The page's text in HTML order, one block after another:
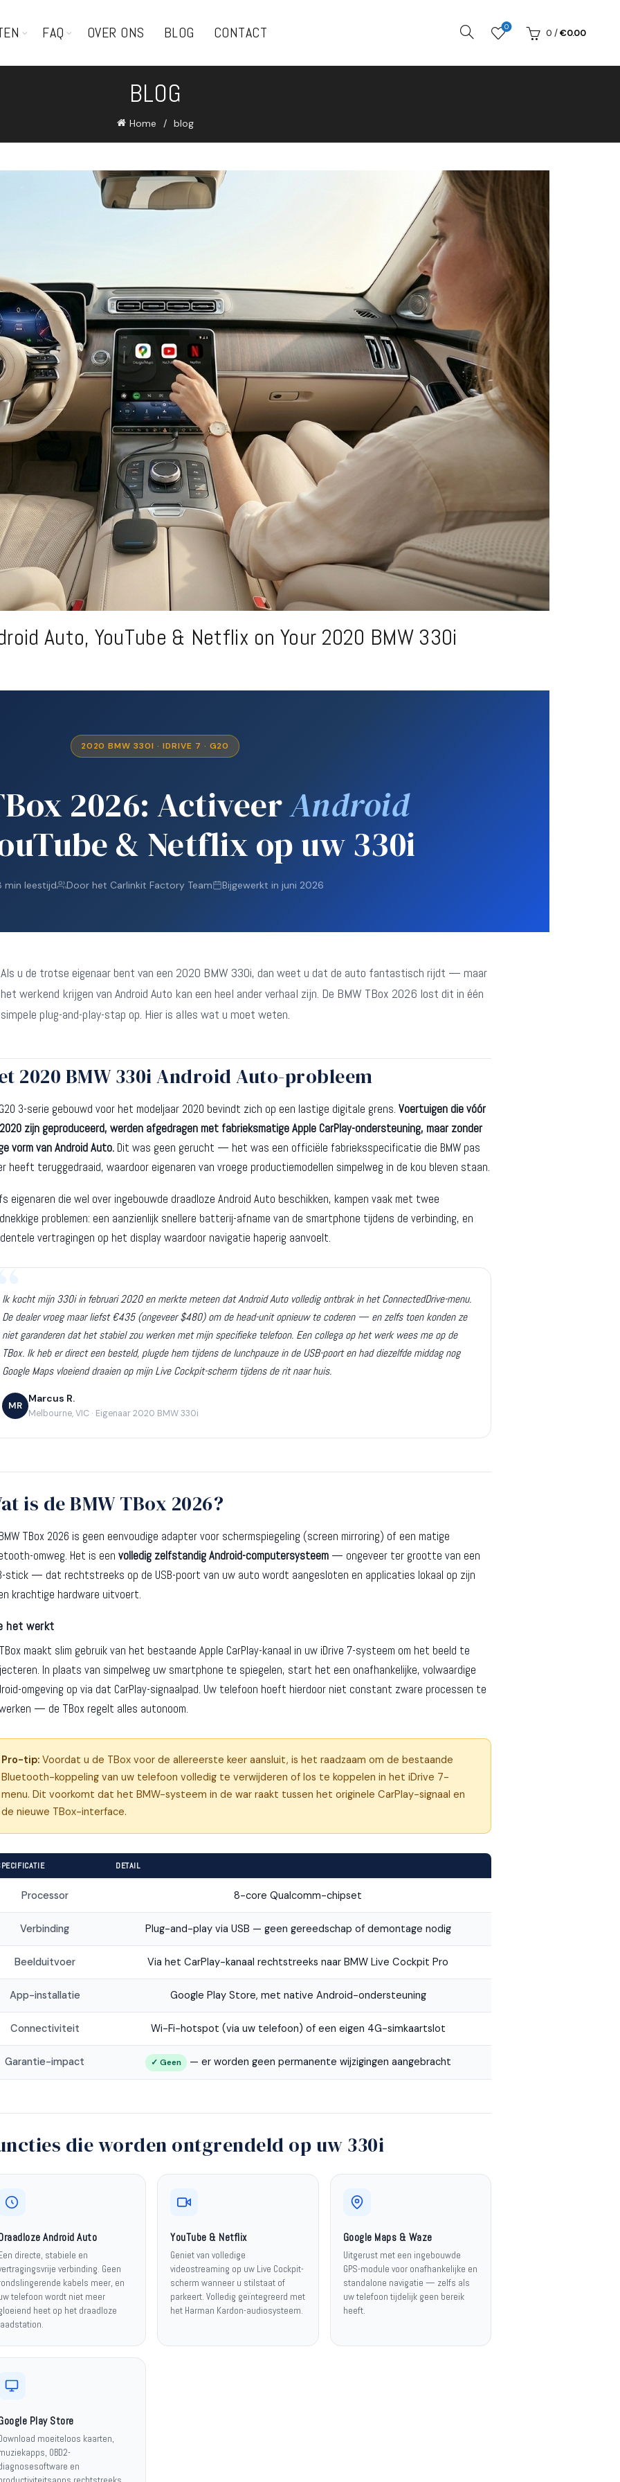
FAQ OVER ONS BLOG CONTACT 0
0 / €0.00
BLOG
Home blog
Auto, YouTube & Netflix on Your 2020 BMW 330i
2020 BMW 330I · IDRIVE 7 · G20
2026: ActiveerAndroid
& Netflix op uw 330i
min leestijd Door het Carlinkit Factory Team Bijgewerkt in juni 2026
Als u de trotse eigenaar bent van een 2020 BMW 330i, dan weet u dat de auto fantastisch rijdt — maar
het werkend krijgen van Android Auto kan een heel ander verhaal zijn. De BMW TBox 2026 lost dit in één
simpele plug-and-play-stap op. Hier is alles wat u moet weten.
2020 BMW 330i Android Auto-probleem
3-serie gebouwd voor het modeljaar 2020 bevindt zich op een lastige digitale grens. Voertuigen die vóór
zijn geproduceerd, werden afgedragen met fabrieksmatige Apple CarPlay-ondersteuning, maar zonder
vorm van Android Auto. Dit was geen gerucht — het was een officiële fabrieksspecificatie die BMW pas
heeft teruggedraaid, waardoor eigenaren van vroege productiemodellen simpelweg in de kou bleven staan.
eigenaren die wel over ingebouwde draadloze Android Auto beschikken, kampen vaak met twee
problemen: een aanzienlijk snellere batterij-afname van de smartphone tijdens de verbinding, en
vertragingen op het display waardoor navigatie haperig aanvoelt.
Ik kocht mijn 330i in februari 2020 en merkte meteen dat Android Auto volledig ontbrak in het ConnectedDrive-menu.
De dealer vroeg maar liefst €435 (ongeveer $480) om de head-unit opnieuw te coderen — en zelfs toen konden ze
niet garanderen dat het stabiel zou werken met mijn specifieke telefoon. Een collega op het werk wees me op de
TBox. Ik heb er direct een besteld, plugde hem tijdens de lunchpauze in de USB-poort en had diezelfde middag nog
Google Maps vloeiend draaien op mijn Live Cockpit-scherm tijdens de rit naar huis.
MR
Marcus R.
Melbourne, VIC · Eigenaar 2020 BMW 330i
is de BMW TBox 2026?
TBox 2026 is geen eenvoudige adapter voor schermspiegeling (screen mirroring) of een matige
omweg. Het is een volledig zelfstandig Android-computersysteem — ongeveer ter grootte van een
stick — dat rechtstreeks op de USB-poort van uw auto wordt aangesloten en applicaties lokaal op zijn
krachtige hardware uitvoert.
het werkt
maakt slim gebruik van het bestaande Apple CarPlay-kanaal in uw iDrive 7-systeem om het beeld te
In plaats van simpelweg uw smartphone te spiegelen, start het een onafhankelijke, volwaardige
omgeving op via dat CarPlay-signaalpad. Uw telefoon hoeft hierdoor niet constant zware processen te
— de TBox regelt alles autonoom.
Pro-tip: Voordat u de TBox voor de allereerste keer aansluit, is het raadzaam om de bestaande
Bluetooth-koppeling van uw telefoon volledig te verwijderen of los te koppelen in het iDrive 7-
menu. Dit voorkomt dat het BMW-systeem in de war raakt tussen het originele CarPlay-signaal en
de nieuwe TBox-interface.
DETAIL
Processor 8-core Qualcomm-chipset
Verbinding Plug-and-play via USB — geen gereedschap of demontage nodig
Beelduitvoer Via het CarPlay-kanaal rechtstreeks naar BMW Live Cockpit Pro
App-installatie Google Play Store, met native Android-ondersteuning
Connectiviteit Wi-Fi-hotspot (via uw telefoon) of een eigen 4G-simkaartslot
Garantie-impact ✓ Geen — er worden geen permanente wijzigingen aangebracht
die worden ontgrendeld op uw 330i
Android Auto
directe, stabiele en
verbinding. Geen
kabels meer, en
telefoon wordt niet meer
heet op het draadloze
YouTube & Netflix
Geniet van volledige
videostreaming op uw Live Cockpit-
scherm wanneer u stilstaat of
parkeert. Volledig geïntegreerd met
het Harman Kardon-audiosysteem.
Google Maps & Waze
Uitgerust met een ingebouwde
GPS-module voor onafhankelijke en
standalone navigatie — zelfs als
uw telefoon tijdelijk geen bereik
heeft.
Play Store
moeiteloos kaarten,
OBD2-
en